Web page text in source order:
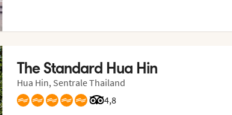
The Standard Hua Hin
Hua Hin, Sentrale Thailand
4,8
Vurdering fra Tripadvisor: 4.8 of 5